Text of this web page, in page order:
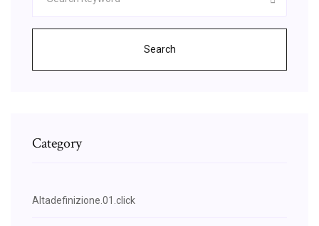
Search
Category
Altadefinizione.01.click